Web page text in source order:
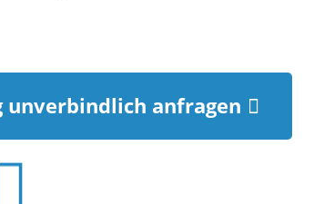
unverbindlich anfragen